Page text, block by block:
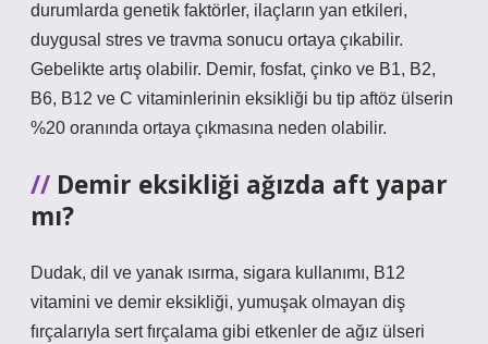
durumlarda genetik faktörler, ilaçların yan etkileri,
duygusal stres ve travma sonucu ortaya çıkabilir.
Gebelikte artış olabilir. Demir, fosfat, çinko ve B1, B2,
B6, B12 ve C vitaminlerinin eksikliği bu tip aftöz ülserin
%20 oranında ortaya çıkmasına neden olabilir.
Demir eksikliği ağızda aft yapar
mı?
Dudak, dil ve yanak ısırma, sigara kullanımı, B12
vitamini ve demir eksikliği, yumuşak olmayan diş
fırçalarıyla sert fırçalama gibi etkenler de ağız ülseri